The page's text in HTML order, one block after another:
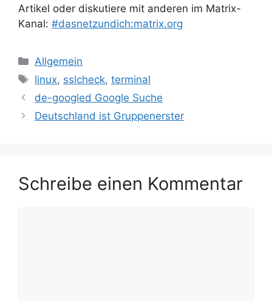
Artikel oder diskutiere mit anderen im Matrix-
Kanal: #dasnetzundich:matrix.org
Kategorien
Allgemein
Schlagwörter
linux, sslcheck,terminal
de-googled Google Suche
Deutschland ist Gruppenerster
Schreibe einen Kommentar